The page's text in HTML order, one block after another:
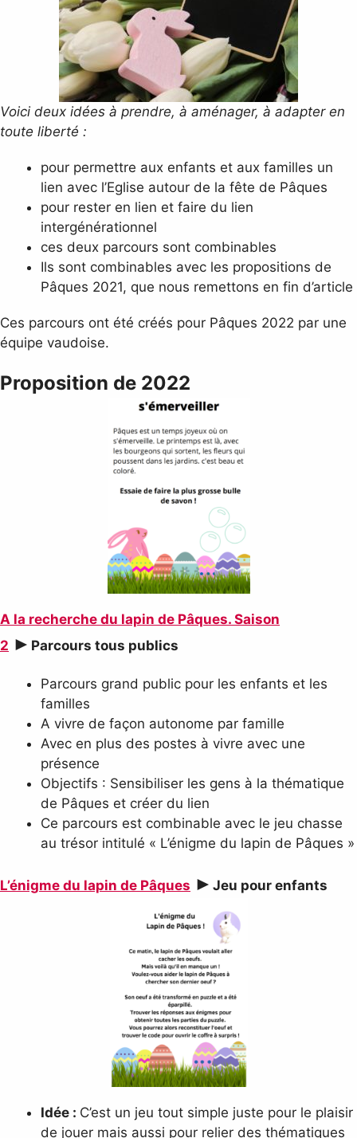
Voici deux idées à prendre, à aménager, à adapter en
toute liberté :
pour permettre aux enfants et aux familles un
lien avec l’Eglise autour de la fête de Pâques
pour rester en lien et faire du lien
intergénérationnel
ces deux parcours sont combinables
Ils sont combinables avec les propositions de
Pâques 2021, que nous remettons en fin d’article
Ces parcours ont été créés pour Pâques 2022 par une
équipe vaudoise.
Proposition de 2022
A la recherche du lapin de Pâques. Saison
2 ► Parcours tous publics
Parcours grand public pour les enfants et les
familles
A vivre de façon autonome par famille
Avec en plus des postes à vivre avec une
présence
Objectifs : Sensibiliser les gens à la thématique
de Pâques et créer du lien
Ce parcours est combinable avec le jeu chasse
au trésor intitulé « L’énigme du lapin de Pâques »
L’énigme du lapin de Pâques ► Jeu pour enfants
Idée : C’est un jeu tout simple juste pour le plaisir
de jouer mais aussi pour relier des thématiques